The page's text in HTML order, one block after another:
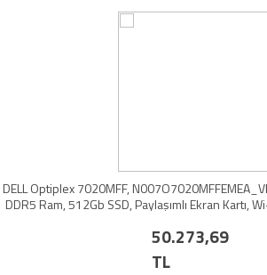
DELL Optiplex 7020MFF, N007O7020MFFEMEA_VP_UBU, i5-
DDR5 Ram, 512Gb SSD, Paylaşımlı Ekran Kartı,
50.273,69
TL